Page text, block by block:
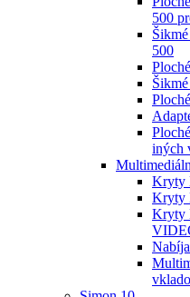
500
500
iných
Kryty
Kryty
Kryty